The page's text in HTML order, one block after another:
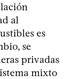
al
es
se
privadas
mixto